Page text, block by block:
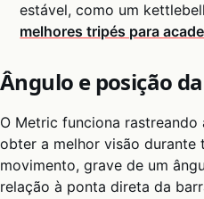
estável, como um
melhores tripés para
Ângulo e posição
O Metric funciona rastreando
obter a melhor visão durante
movimento, grave de um
relação à ponta direta da